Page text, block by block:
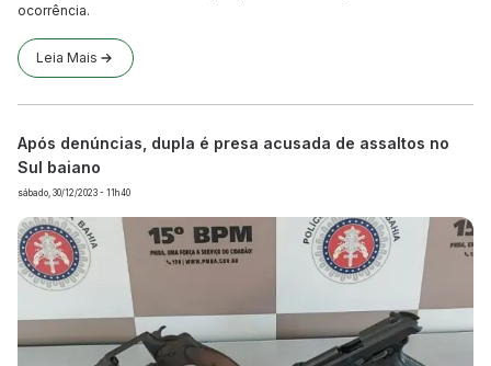
ocorrência.
Leia Mais
Após denúncias, dupla é presa acusada de assaltos no
Sul baiano
sábado, 30/12/2023 - 11h40